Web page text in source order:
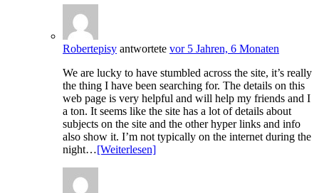
Robertepisy antwortete vor 5 Jahren, 6 Monaten
We are lucky to have stumbled across the site, it’s really
the thing I have been searching for. The details on this
web page is very helpful and will help my friends and I
a ton. It seems like the site has a lot of details about
subjects on the site and the other hyper links and info
also show it. I’m not typically on the internet during the
night…[Weiterlesen]